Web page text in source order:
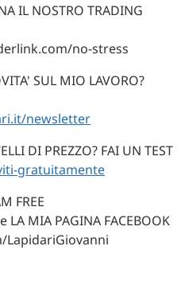
IL NOSTRO TRADING
no-stress
SUL MIO LAVORO?
newsletter
DI PREZZO? FAI UN TEST
gratuitamente
FREE
MIA PAGINA FACEBOOK